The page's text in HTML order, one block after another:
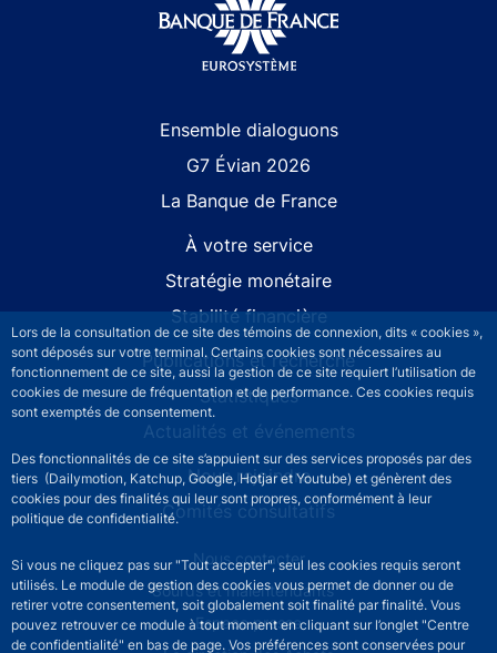
Lors de la consultation de ce site des témoins de connexion, dits « cookies »,
sont déposés sur votre terminal. Certains cookies sont nécessaires au
fonctionnement de ce site, aussi la gestion de ce site requiert l’utilisation de
cookies de mesure de fréquentation et de performance. Ces cookies requis
sont exemptés de consentement.
Des fonctionnalités de ce site s’appuient sur des services proposés par des
tiers (Dailymotion, Katchup, Google, Hotjar et Youtube) et génèrent des
cookies pour des finalités qui leur sont propres, conformément à leur
politique de confidentialité.
Si vous ne cliquez pas sur "Tout accepter", seul les cookies requis seront
utilisés. Le module de gestion des cookies vous permet de donner ou de
retirer votre consentement, soit globalement soit finalité par finalité. Vous
pouvez retrouver ce module à tout moment en cliquant sur l’onglet "Centre
de confidentialité" en bas de page. Vos préférences sont conservées pour
Ensemble dialoguons
G7 Évian 2026
La Banque de France
À votre service
Stratégie monétaire
Stabilité financière
Publications et recherche
Statistiques
Actualités et événements
Nous rejoindre
Comités consultatifs
Footer secondary menuNous contacter
Sourds et malentendants
Espace presse